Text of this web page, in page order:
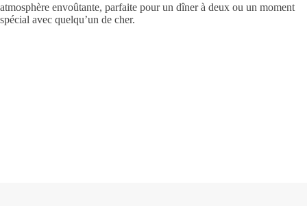
atmosphère envoûtante, parfaite pour un dîner à deux ou un moment
spécial avec quelqu’un de cher.